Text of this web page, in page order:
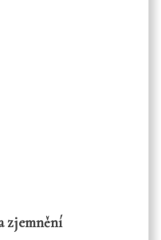
zjemnění